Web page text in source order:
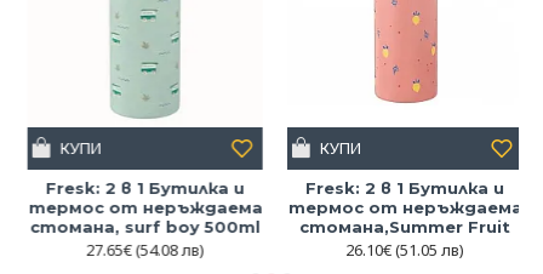
Fresk: 2 в 1 Бутилка и
термос от неръждаема
стомана, surf boy 500ml
27.65€(54.08 лв)
КУПИ
Fresk: 2 в 1 Бутилка и
термос от неръждаема
стомана,Summer Fruit
26.10€(51.05 лв)
КУПИ